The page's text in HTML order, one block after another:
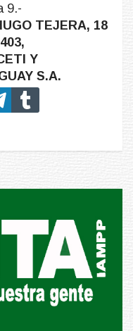
9.-
TEJERA, 18
Y
S.A.